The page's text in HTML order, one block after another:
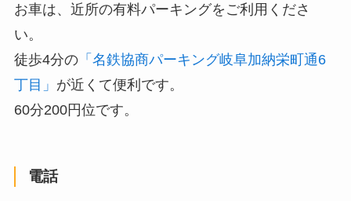
お車は、近所の有料パーキングをご利用くださ
い。
徒歩4分の「名鉄協商パーキング岐阜加納栄町通6
丁目」 が近くて便利です。
60分200円位です。
電話